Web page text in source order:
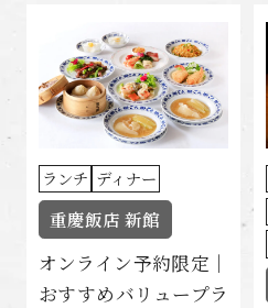
ランチ ディナー
重慶飯店 新館
オンライン予約限定｜
おすすめバリュープラ